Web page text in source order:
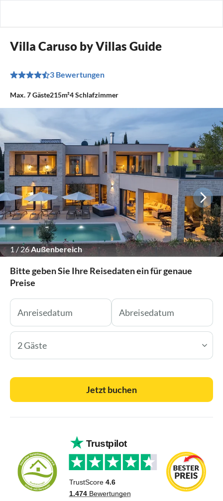
Villa Caruso by Villas Guide
3 Bewertungen
Max.7Gäste215m²4Schlafzimmer
1/26Außenbereich
Bitte geben Sie Ihre Reisedaten ein für genaue
Preise
2 Gäste
Jetzt buchen